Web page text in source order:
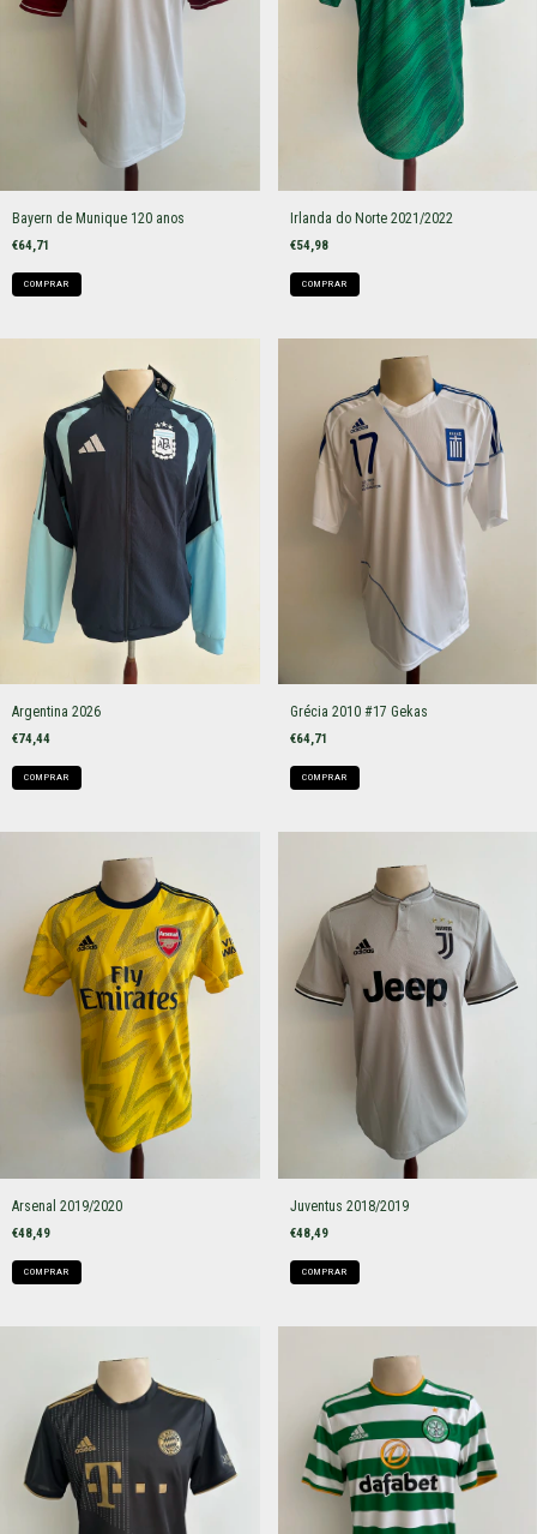
Bayern de Munique 120 anos
€64,71
COMPRAR
Irlanda do Norte 2021/2022
€54,98
COMPRAR
Argentina 2026
€74,44
COMPRAR
Grécia 2010 #17 Gekas
€64,71
COMPRAR
Arsenal 2019/2020
€48,49
COMPRAR
Juventus 2018/2019
€48,49
COMPRAR